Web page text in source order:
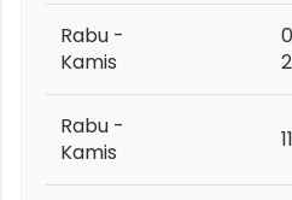
Rabu -
Kamis
Rabu -
Kamis